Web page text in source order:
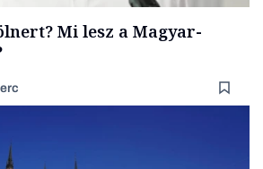
Mi lesz a Magyar-